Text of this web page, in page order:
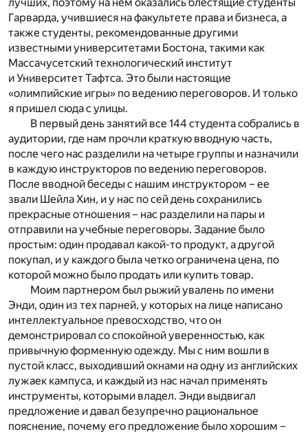
лучших, поэтому на нем оказались блестящие студенты
Гарварда, учившиеся на факультете права и бизнеса, а
также студенты, рекомендованные другими
известными университетами Бостона, такими как
Массачусетский технологический институт
и Университет Тафтса. Это были настоящие
«олимпийские игры» по ведению переговоров. И только
я пришел сюда с улицы.
В первый день занятий все 144 студента собрались в
аудитории, где нам прочли краткую вводную часть,
после чего нас разделили на четыре группы и назначили
в каждую инструкторов по ведению переговоров.
После вводной беседы с нашим инструктором – ее
звали Шейла Хин, и у нас по сей день сохранились
прекрасные отношения – нас разделили на пары и
отправили на учебные переговоры. Задание было
простым: один продавал какой-то продукт, а другой
покупал, и у каждого была четко ограничена цена, по
которой можно было продать или купить товар.
Моим партнером был рыжий увалень по имени
Энди, один из тех парней, у которых на лице написано
интеллектуальное превосходство, что он
демонстрировал со спокойной уверенностью, как
привычную форменную одежду. Мы с ним вошли в
пустой класс, выходивший окнами на одну из английских
лужаек кампуса, и каждый из нас начал применять
инструменты, которыми владел. Энди выдвигал
предложение и давал безупречно рациональное
пояснение, почему его предложение было хорошим –